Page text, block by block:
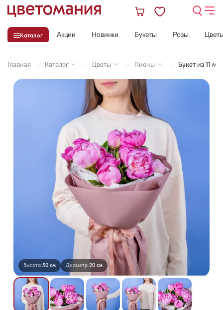
Каталог Акции Новинки Букеты Розы
Главная — Каталог — Цветы — Пионы — Букет из 11
Высота:50 см Диаметр:20 см